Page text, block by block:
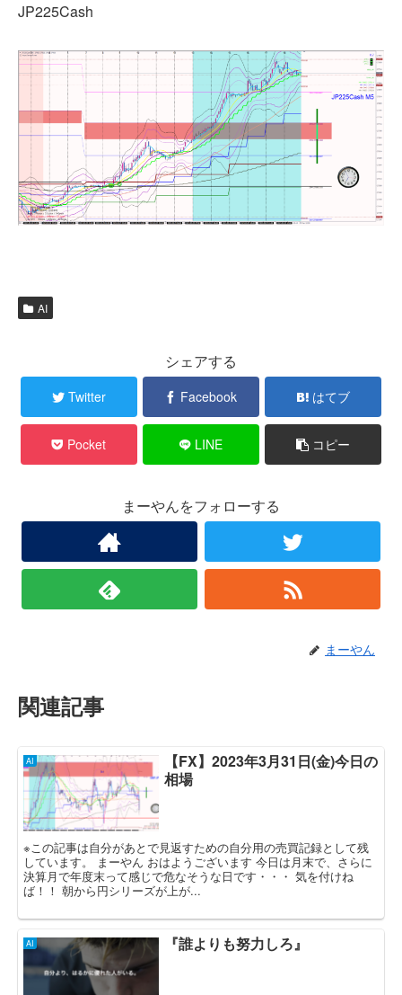
JP225Cash
AI
シェアする
Twitter Facebook はてブ
Pocket LINE コピー
まーやんをフォローする
まーやん
関連記事
AI
【FX】2023年3月31日(金)今日の
相場
※この記事は自分があとで見返すための自分用の売買記録として残
しています。 まーやん おはようございます 今日は月末で、さらに
決算月で年度末って感じで危なそうな日です・・・ 気を付けね
ば！！ 朝から円シリーズが上が...
AI 『誰よりも努力しろ』